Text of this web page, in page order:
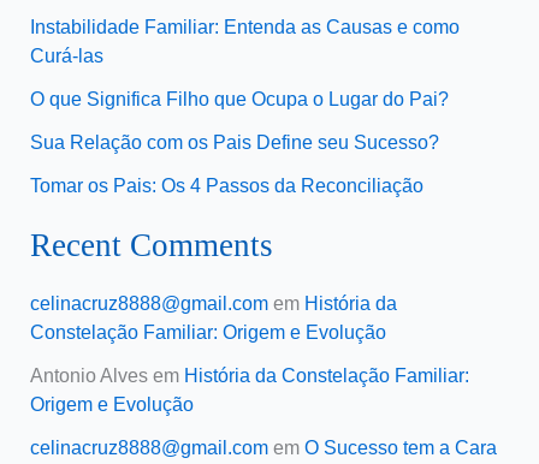
Instabilidade Familiar: Entenda as Causas e como
Curá-las
O que Significa Filho que Ocupa o Lugar do Pai?
Sua Relação com os Pais Define seu Sucesso?
Tomar os Pais: Os 4 Passos da Reconciliação
Recent Comments
celinacruz8888@gmail.comem História da
Constelação Familiar: Origem e Evolução
Antonio Alvesem História da Constelação Familiar:
Origem e Evolução
celinacruz8888@gmail.comem O Sucesso tem a Cara